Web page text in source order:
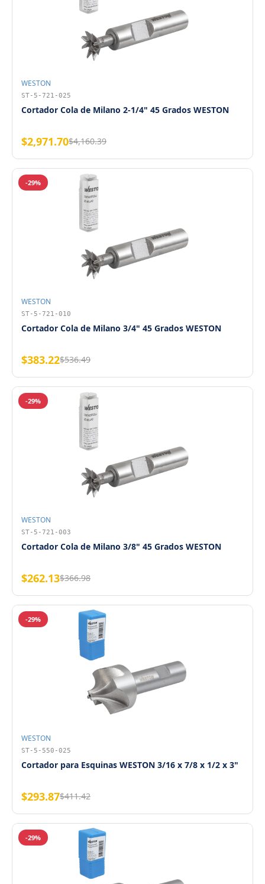
WESTON
ST-5-721-025
Cortador Cola de Milano 2-1/4" 45 Grados WESTON
$2,971.70$4,160.39
-29%
WESTON
ST-5-721-010
Cortador Cola de Milano 3/4" 45 Grados WESTON
$383.22$536.49
-29%
WESTON
ST-5-721-003
Cortador Cola de Milano 3/8" 45 Grados WESTON
$262.13$366.98
-29%
WESTON
ST-5-550-025
Cortador para Esquinas WESTON 3/16 x 7/8 x 1/2 x 3"
$293.87$411.42
-29%